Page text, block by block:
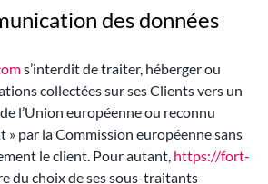
des données
s’interdit de traiter, héberger ou
collectées sur ses Clients vers un
l’Union européenne ou reconnu
» par la Commission européenne sans
le client. Pour autant, https://fort-
du choix de ses sous-traitants